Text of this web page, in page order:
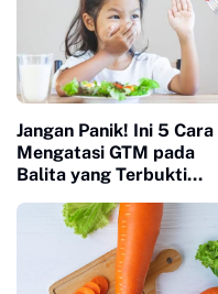
Jangan Panik! Ini 5 Cara
Mengatasi GTM pada
Balita yang Terbukti